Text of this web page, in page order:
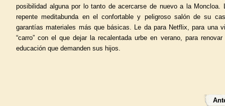
posibilidad alguna por lo tanto de acercarse de nuevo a la Moncloa.
repente meditabunda en el confortable y peligroso salón de su
garantías materiales más que básicas. Le da para Netflix, para una
“carro” con el que dejar la recalentada urbe en verano, para
educación que demanden sus hijos.